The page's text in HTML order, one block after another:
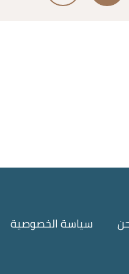
سياسة الخصوصية